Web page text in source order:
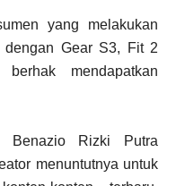
yang melakukan
dengan Gear S3, Fit 2
mendapatkan
Benazio Rizki Putra
menuntutnya untuk